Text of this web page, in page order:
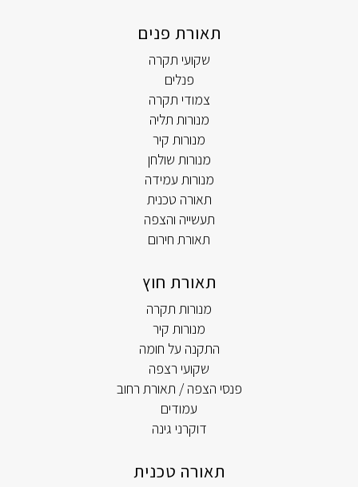
תאורת פנים
שקועי תקרה
פנלים
צמודי תקרה
מנורות תליה
מנורות קיר
מנורות שולחן
מנורות עמידה
תאורה טכנית
תעשייה והצפה
תאורת חירום
תאורת חוץ
מנורות תקרה
מנורות קיר
התקנה על חומה
שקועי רצפה
פנסי הצפה / תאורת רחוב
עמודים
דוקרני גינה
תאורה טכנית